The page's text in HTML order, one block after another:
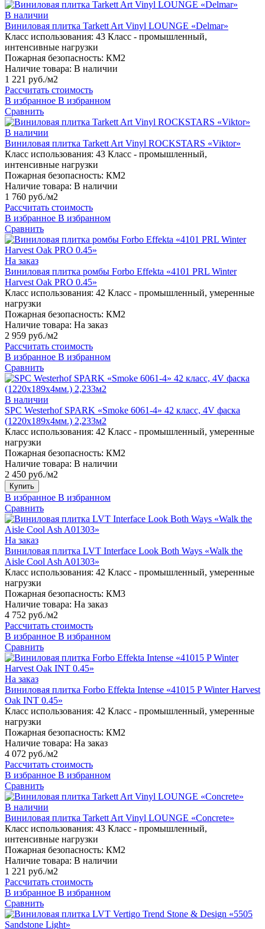
В наличии
Виниловая плитка Tarkett Art Vinyl LOUNGE «Delmar»
Класс использования: 43 Класс - промышленный,
интенсивные нагрузки
Пожарная безопасность: КМ2
Наличие товара: В наличии
1 221 руб./м2
Рассчитать стоимость
В избранное В избранном
Сравнить
В наличии
Виниловая плитка Tarkett Art Vinyl ROCKSTARS «Viktor»
Класс использования: 43 Класс - промышленный,
интенсивные нагрузки
Пожарная безопасность: КМ2
Наличие товара: В наличии
1 760 руб./м2
Рассчитать стоимость
В избранное В избранном
Сравнить
На заказ
Виниловая плитка ромбы Forbo Effekta «4101 PRL Winter
Harvest Oak PRO 0.45»
Класс использования: 42 Класс - промышленный, умеренные
нагрузки
Пожарная безопасность: КМ2
Наличие товара: На заказ
2 959 руб./м2
Рассчитать стоимость
В избранное В избранном
Сравнить
В наличии
SPC Westerhof SPARK «Smoke 6061-4» 42 класс, 4V фаска
(1220х189х4мм.) 2,233м2
Класс использования: 42 Класс - промышленный, умеренные
нагрузки
Пожарная безопасность: КМ2
Наличие товара: В наличии
2 450 руб./м2
Купить
В избранное В избранном
Сравнить
На заказ
Виниловая плитка LVT Interface Look Both Ways «Walk the
Aisle Cool Ash A01303»
Класс использования: 42 Класс - промышленный, умеренные
нагрузки
Пожарная безопасность: КМ3
Наличие товара: На заказ
4 752 руб./м2
Рассчитать стоимость
В избранное В избранном
Сравнить
На заказ
Виниловая плитка Forbo Effekta Intense «41015 P Winter Harvest
Oak INT 0.45»
Класс использования: 42 Класс - промышленный, умеренные
нагрузки
Пожарная безопасность: КМ2
Наличие товара: На заказ
4 072 руб./м2
Рассчитать стоимость
В избранное В избранном
Сравнить
В наличии
Виниловая плитка Tarkett Art Vinyl LOUNGE «Concrete»
Класс использования: 43 Класс - промышленный,
интенсивные нагрузки
Пожарная безопасность: КМ2
Наличие товара: В наличии
1 221 руб./м2
Рассчитать стоимость
В избранное В избранном
Сравнить